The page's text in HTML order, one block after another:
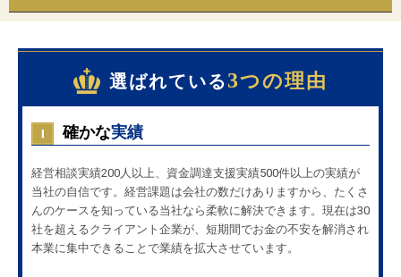
選ばれている3つの理由
確かな実績
経営相談実績200人以上、資金調達支援実績500件以上の実績が
当社の自信です。経営課題は会社の数だけありますから、たくさ
んのケースを知っている当社なら柔軟に解決できます。現在は30
社を超えるクライアント企業が、短期間でお金の不安を解消され
本業に集中できることで業績を拡大させています。